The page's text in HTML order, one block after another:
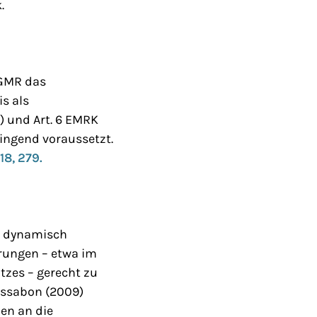
das
als
Art. 6 EMRK
voraussetzt.
279.
dynamisch
– etwa im
– gerecht zu
(2009)
an die